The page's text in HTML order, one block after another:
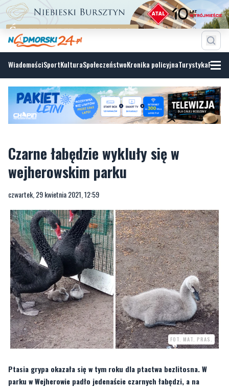
WiadomościSportKulturaSpołeczeństwoKronika policyjnaTurystyka
Czarne łabędzie wykluły się w
wejherowskim parku
czwartek, 29 kwietnia 2021, 12:59
FOT. MAT. PRAS.
Ptasia grypa okazała się w tym roku dla ptactwa bezlitosna. W
parku w Wejherowie padło jedenaście czarnych łabędzi, a na